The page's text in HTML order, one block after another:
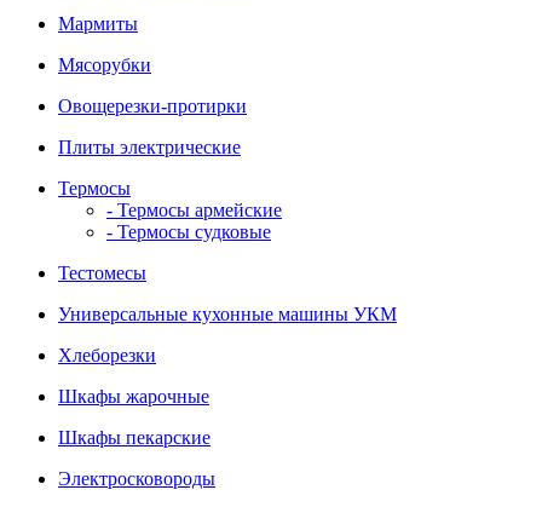
Мармиты
Мясорубки
Овощерезки-протирки
Плиты электрические
Термосы
- Термосы армейские
- Термосы судковые
Тестомесы
Универсальные кухонные машины УКМ
Хлеборезки
Шкафы жарочные
Шкафы пекарские
Электросковороды